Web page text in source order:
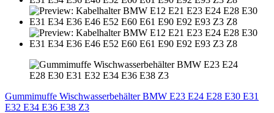
Gummimuffe Wischwasserbehälter BMW E23 E24 E28 E30 E31
E32 E34 E36 E38 Z3